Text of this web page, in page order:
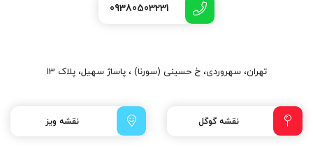
09380503231
تهران، سهروردی، خ حسینی (سورنا) ، پاساژ سهیل، پلاک 13
نقشه گوگل نقشه ویز